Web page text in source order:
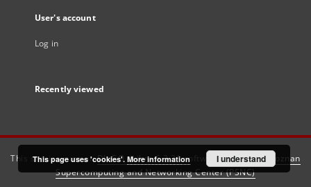
User's account
Log in
Recently viewed
This service runs onDInGO dLibra 6.3.21software created by
Poznan
Supercomputing and Networking Center (PSNC)
This page uses 'cookies'. More information I understand